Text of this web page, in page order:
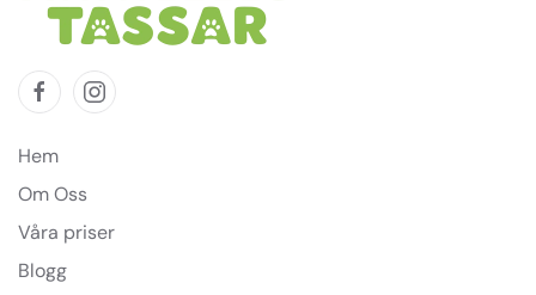
Hem
Om Oss
Våra priser
Blogg